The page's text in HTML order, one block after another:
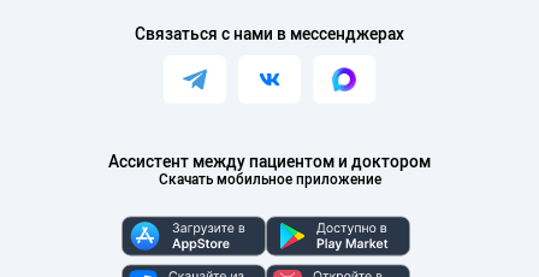
Ассистент между пациентом и доктором
Скачать мобильное приложение
Связаться с нами в мессенджерах